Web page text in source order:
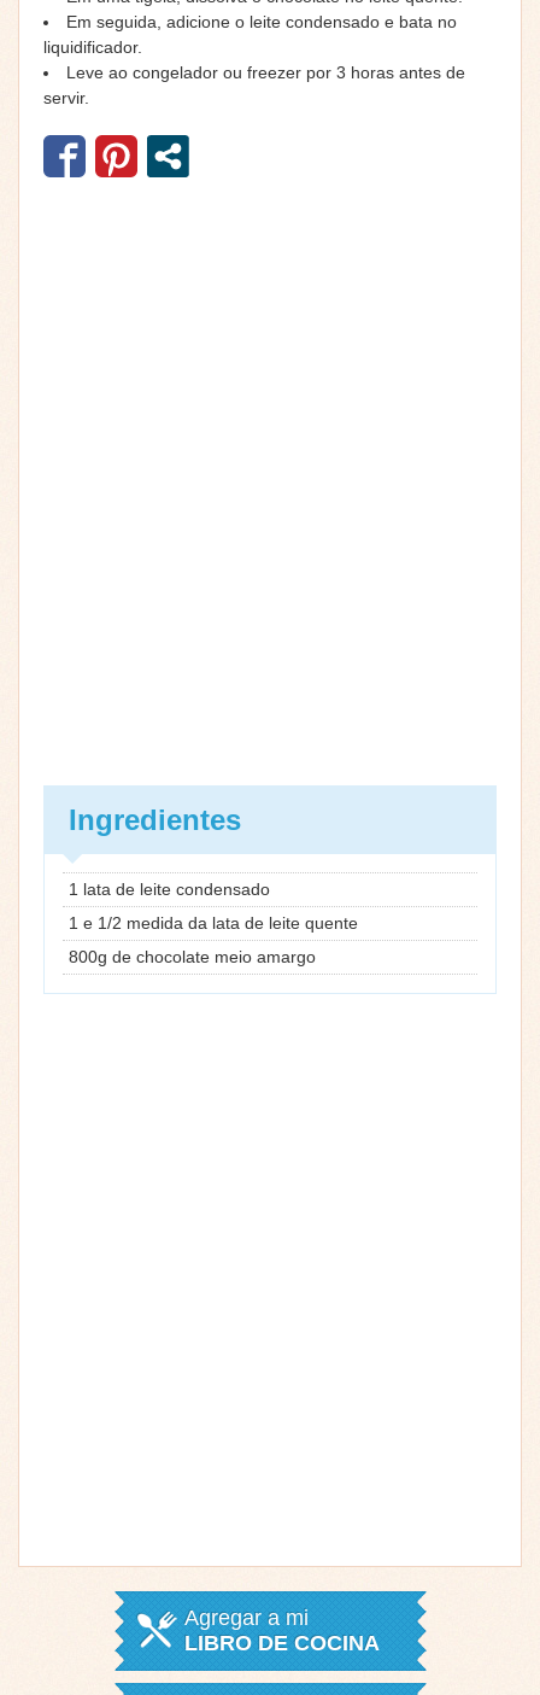
Em seguida, adicione o leite condensado e bata no
liquidificador.
Leve ao congelador ou freezer por 3 horas antes de
servir.
Ingredientes
1 lata de leite condensado
1 e 1/2 medida da lata de leite quente
800g de chocolate meio amargo
Agregar a mi
LIBRO DE COCINA